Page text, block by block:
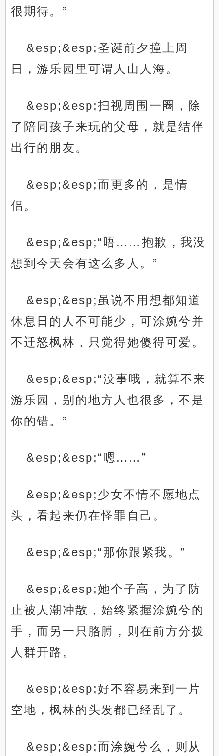
很期待。”
&esp;&esp;圣诞前夕撞上周
日，游乐园里可谓人山人海。
&esp;&esp;扫视周围一圈，除
了陪同孩子来玩的父母，就是结伴
出行的朋友。
&esp;&esp;而更多的，是情
侣。
&esp;&esp;“唔……抱歉，我没
想到今天会有这么多人。”
&esp;&esp;虽说不用想都知道
休息日的人不可能少，可涂婉兮并
不迁怒枫林，只觉得她傻得可爱。
&esp;&esp;“没事哦，就算不来
游乐园，别的地方人也很多，不是
你的错。”
&esp;&esp;“嗯……”
&esp;&esp;少女不情不愿地点
头，看起来仍在怪罪自己。
&esp;&esp;“那你跟紧我。”
&esp;&esp;她个子高，为了防
止被人潮冲散，始终紧握涂婉兮的
手，而另一只胳膊，则在前方分拨
人群开路。
&esp;&esp;好不容易来到一片
空地，枫林的头发都已经乱了。
&esp;&esp;而涂婉兮么，则从